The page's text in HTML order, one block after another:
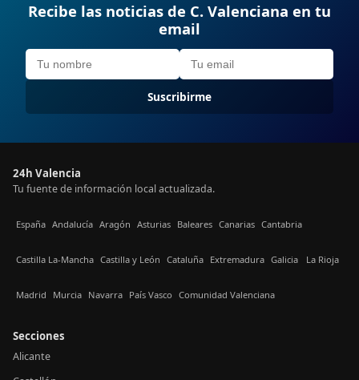
Recibe las noticias de C. Valenciana en tu
email
Suscribirme
24h Valencia
Tu fuente de información local actualizada.
España Andalucía Aragón Asturias Baleares Canarias Cantabria
Castilla La-Mancha Castilla y León Cataluña Extremadura Galicia La Rioja
Madrid Murcia Navarra País Vasco Comunidad Valenciana
Secciones
Alicante